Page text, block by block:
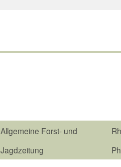
Allgemeine Forst- und
Jagdzeitung